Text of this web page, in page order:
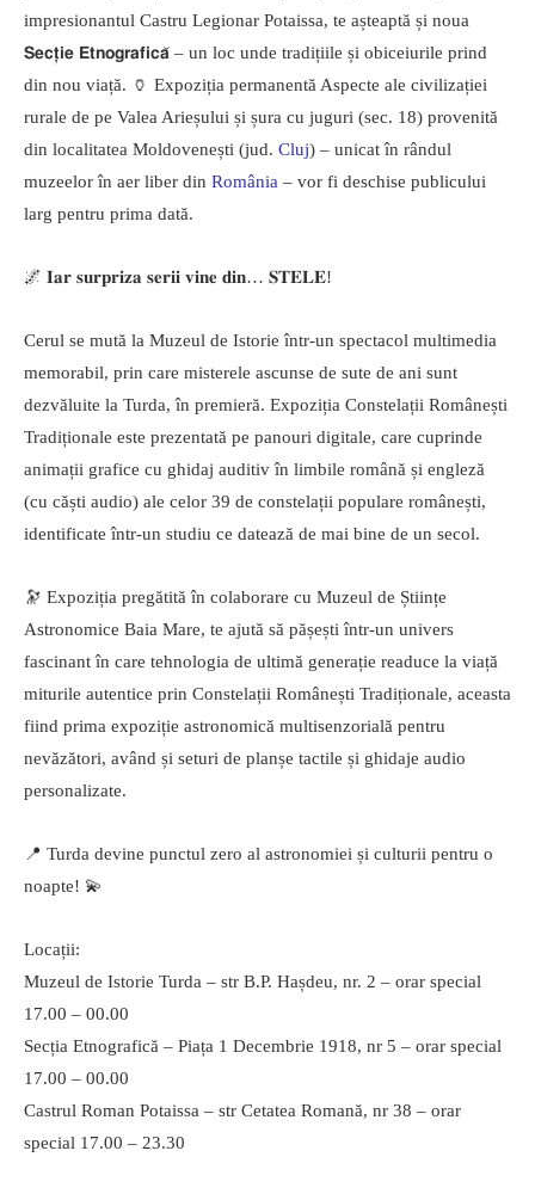
impresionantul Castru Legionar Potaissa, te așteaptă și noua
𝗦𝗲𝗰𝘁̦𝗶𝗲 𝗘𝘁𝗻𝗼𝗴𝗿𝗮𝗳𝗶𝗰𝗮̆ – un loc unde tradițiile și obiceiurile prind
din nou viață. 🏺 Expoziția permanentă Aspecte ale civilizației
rurale de pe Valea Arieșului și șura cu juguri (sec. 18) provenită
din localitatea Moldovenești (jud. Cluj) – unicat în rândul
muzeelor în aer liber din România – vor fi deschise publicului
larg pentru prima dată.
🌌 𝐈𝐚𝐫 𝐬𝐮𝐫𝐩𝐫𝐢𝐳𝐚 𝐬𝐞𝐫𝐢𝐢 𝐯𝐢𝐧𝐞 𝐝𝐢𝐧… 𝐒𝐓𝐄𝐋𝐄!
Cerul se mută la Muzeul de Istorie într-un spectacol multimedia
memorabil, prin care misterele ascunse de sute de ani sunt
dezvăluite la Turda, în premieră. Expoziția Constelații Românești
Tradiționale este prezentată pe panouri digitale, care cuprinde
animații grafice cu ghidaj auditiv în limbile română și engleză
(cu căști audio) ale celor 39 de constelații populare românești,
identificate într-un studiu ce datează de mai bine de un secol.
🔭 Expoziția pregătită în colaborare cu Muzeul de Științe
Astronomice Baia Mare, te ajută să pășești într-un univers
fascinant în care tehnologia de ultimă generație readuce la viață
miturile autentice prin Constelații Românești Tradiționale, aceasta
fiind prima expoziție astronomică multisenzorială pentru
nevăzători, având și seturi de planșe tactile și ghidaje audio
personalizate.
📍 Turda devine punctul zero al astronomiei și culturii pentru o
noapte! 💫
Locații:
Muzeul de Istorie Turda – str B.P. Hașdeu, nr. 2 – orar special
17.00 – 00.00
Secția Etnografică – Piața 1 Decembrie 1918, nr 5 – orar special
17.00 – 00.00
Castrul Roman Potaissa – str Cetatea Romană, nr 38 – orar
special 17.00 – 23.30